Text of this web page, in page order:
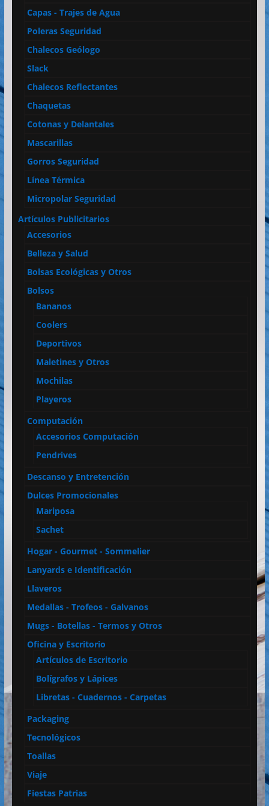
Capas - Trajes de Agua
Poleras Seguridad
Chalecos Geólogo
Slack
Chalecos Reflectantes
Chaquetas
Cotonas y Delantales
Mascarillas
Gorros Seguridad
Línea Térmica
Micropolar Seguridad
Artículos Publicitarios
Accesorios
Belleza y Salud
Bolsas Ecológicas y Otros
Bolsos
Bananos
Coolers
Deportivos
Maletines y Otros
Mochilas
Playeros
Computación
Accesorios Computación
Pendrives
Descanso y Entretención
Dulces Promocionales
Mariposa
Sachet
Hogar - Gourmet - Sommelier
Lanyards e Identificación
Llaveros
Medallas - Trofeos - Galvanos
Mugs - Botellas - Termos y Otros
Oficina y Escritorio
Artículos de Escritorio
Bolígrafos y Lápices
Libretas - Cuadernos - Carpetas
Packaging
Tecnológicos
Toallas
Viaje
Fiestas Patrias